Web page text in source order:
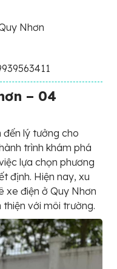
Nhơn
– 04
lý tưởng cho
trình khám phá
lựa chọn phương
định. Hiện nay, xu
xe điện ở Quy Nhơn
với môi trường.